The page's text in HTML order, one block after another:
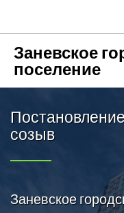
Заневское
поселение
созыв
Заневское